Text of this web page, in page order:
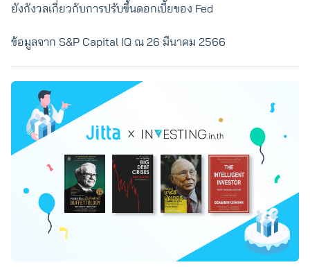
ยังกังวลเกี่ยวกับการปรับขึ้นดอกเบี้ยของ Fed
ข้อมูลจาก S&P Capital IQ ณ 26 มีนาคม 2566